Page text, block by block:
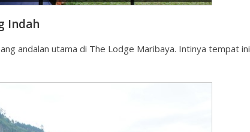
Indah
andalan utama di The Lodge Maribaya. Intinya tempat ini